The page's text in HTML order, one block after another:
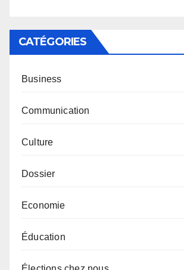
CATÉGORIES
Business
Communication
Culture
Dossier
Economie
Éducation